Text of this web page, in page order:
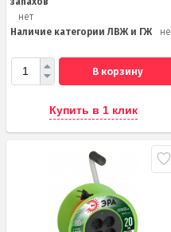
нет
Наличие категории ЛВЖ и ГЖ
В корзину
Купить в 1 клик